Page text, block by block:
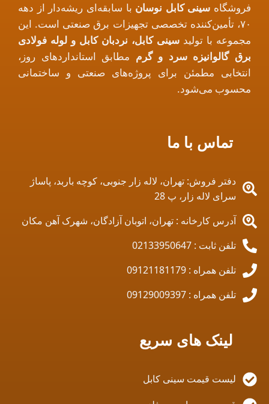
فروشگاه سینی کابل نوسان با سابقه‌ای ریشه‌دار از دهه
۷۰، تأمین‌کننده تخصصی تجهیزات برق صنعتی است. این
مجموعه با تولید سینی کابل، نردبان کابل و لوله فولادی
برق گالوانیزه سرد و گرم مطابق استانداردهای روز،
انتخابی مطمئن برای پروژه‌های صنعتی و ساختمانی
محسوب می‌شود.
تماس با ما
دفتر فروش: تهران، لاله زار جنوبی، کوچه باربد، پاساژ
سرای لاله زار، پ 28
آدرس کارخانه : تهران، اتوبان آزادگان، شهرک آهن مکان
تلفن ثابت : 02133950647
تلفن همراه : 09121181179
تلفن همراه : 09129009397
لینک های سریع
لیست قیمت سینی کابل